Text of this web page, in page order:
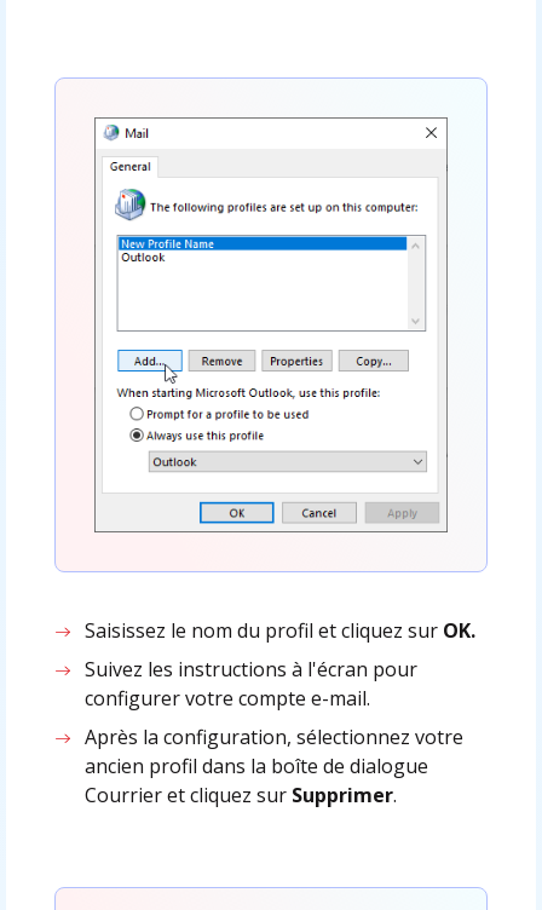
Saisissez le nom du profil et cliquez sur OK.
Suivez les instructions à l'écran pour
configurer votre compte e-mail.
Après la configuration, sélectionnez votre
ancien profil dans la boîte de dialogue
Courrier et cliquez sur Supprimer.